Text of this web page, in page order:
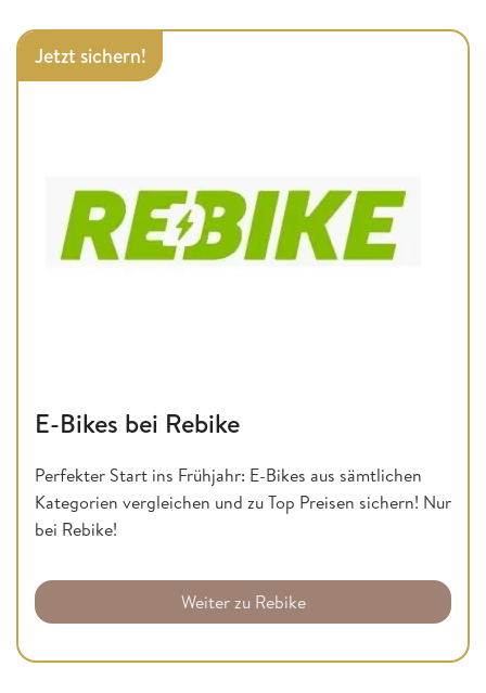
Jetzt sichern!
E-Bikes bei Rebike
Perfekter Start ins Frühjahr: E-Bikes aus sämtlichen
Kategorien vergleichen und zu Top Preisen sichern! Nur
bei Rebike!
Weiter zu Rebike